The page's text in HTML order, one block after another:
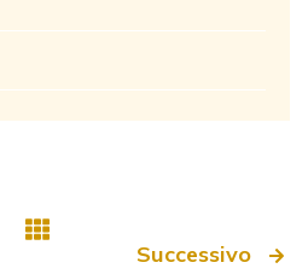
Successivo